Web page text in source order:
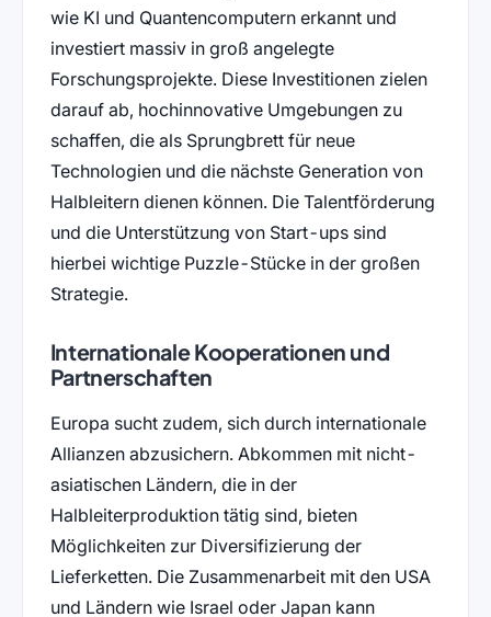
wie KI und Quantencomputern erkannt und
investiert massiv in groß angelegte
Forschungsprojekte. Diese Investitionen zielen
darauf ab, hochinnovative Umgebungen zu
schaffen, die als Sprungbrett für neue
Technologien und die nächste Generation von
Halbleitern dienen können. Die Talentförderung
und die Unterstützung von Start-ups sind
hierbei wichtige Puzzle-Stücke in der großen
Strategie.
Internationale Kooperationen und
Partnerschaften
Europa sucht zudem, sich durch internationale
Allianzen abzusichern. Abkommen mit nicht-
asiatischen Ländern, die in der
Halbleiterproduktion tätig sind, bieten
Möglichkeiten zur Diversifizierung der
Lieferketten. Die Zusammenarbeit mit den USA
und Ländern wie Israel oder Japan kann